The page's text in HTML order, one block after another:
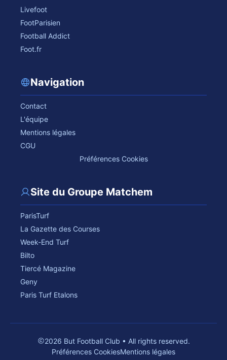
Livefoot
FootParisien
Football Addict
Foot.fr
Navigation
Contact
L'équipe
Mentions légales
CGU
Préférences Cookies
Site du Groupe Matchem
ParisTurf
La Gazette des Courses
Week-End Turf
Bilto
Tiercé Magazine
Geny
Paris Turf Etalons
2026 But Football Club • All rights reserved.
Préférences CookiesMentions légales